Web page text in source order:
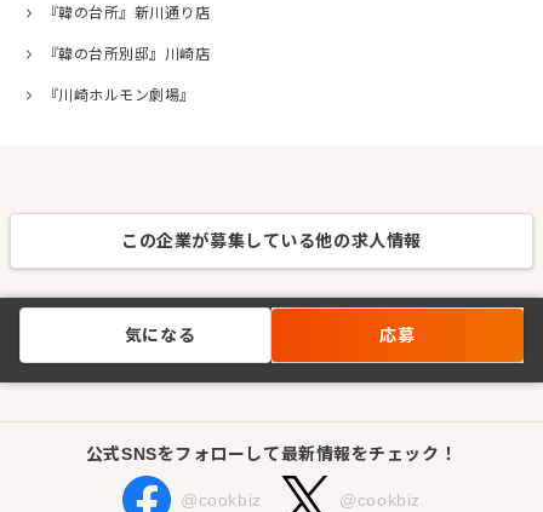
『韓の台所』新川通り店
『韓の台所別邸』川崎店
『川崎ホルモン劇場』
この企業が募集している他の求人情報
気になる 応募
公式SNSをフォローして最新情報をチェック！
@cookbiz @cookbiz